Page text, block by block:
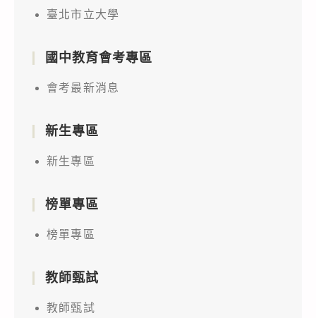
臺北市立大學
國中教育會考專區
會考最新消息
新生專區
新生專區
榜單專區
榜單專區
教師甄試
教師甄試